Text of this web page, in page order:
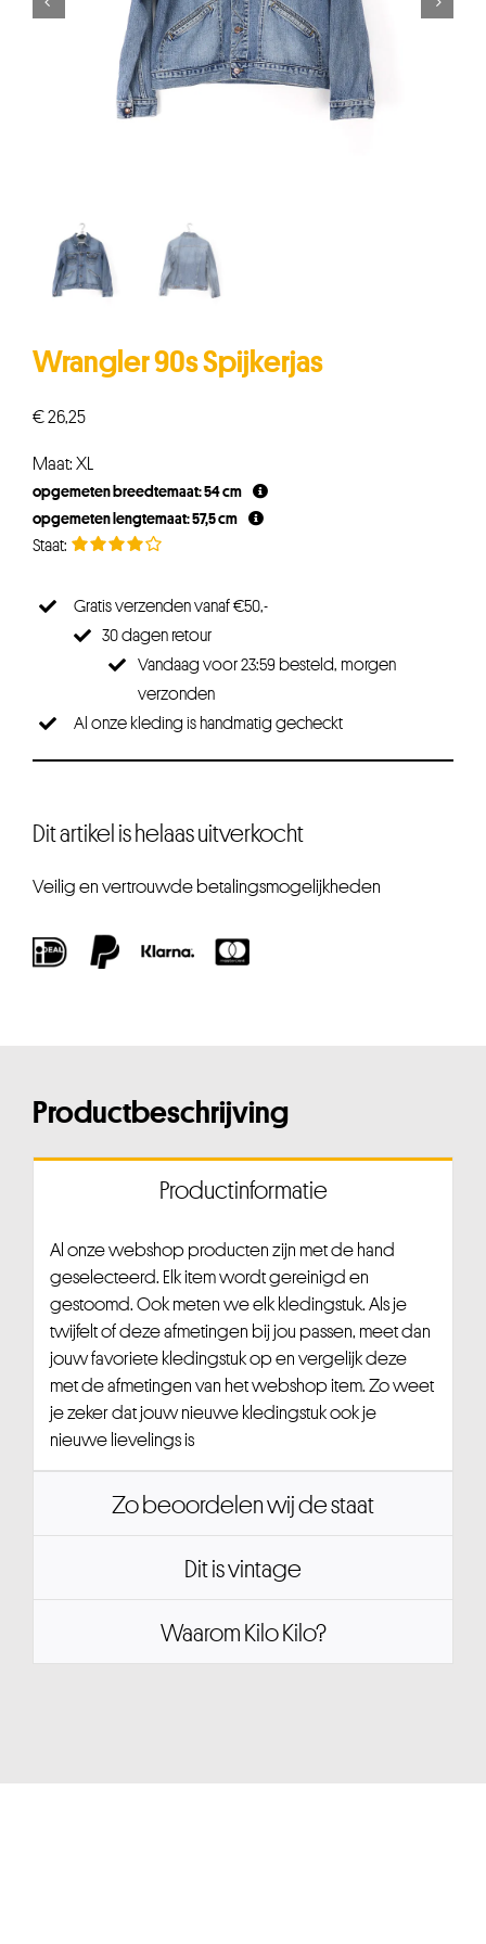
Wrangler 90s Spijkerjas
€26,25
Maat: XL
opgemeten breedtemaat: 54 cm
opgemeten lengtemaat: 57,5 cm
Gratis verzenden vanaf €50,-
30 dagen retour
Vandaag voor 23:59 besteld, morgen
verzonden
Al onze kleding is handmatig gecheckt
Dit artikel is helaas uitverkocht
Veilig en vertrouwde betalingsmogelijkheden
Productbeschrijving
Productinformatie
Al onze webshop producten zijn met de hand
geselecteerd. Elk item wordt gereinigd en
gestoomd. Ook meten we elk kledingstuk. Als je
twijfelt of deze afmetingen bij jou passen, meet dan
jouw favoriete kledingstuk op en vergelijk deze
met de afmetingen van het webshop item. Zo weet
je zeker dat jouw nieuwe kledingstuk ook je
nieuwe lievelings is
Zo beoordelen wij de staat
Dit is vintage
Waarom Kilo Kilo?